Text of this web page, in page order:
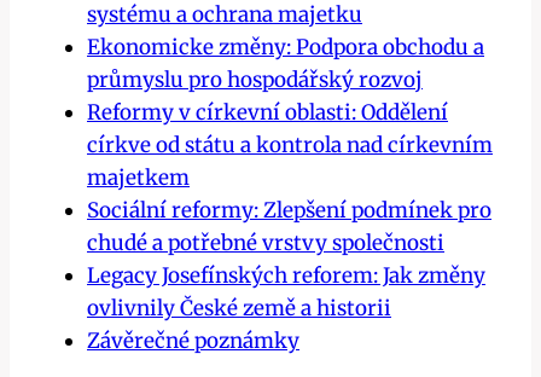
systému a ochrana majetku
Ekonomicke změny: Podpora obchodu a
průmyslu pro hospodářský rozvoj
Reformy v církevní oblasti: Oddělení
církve od státu a kontrola nad církevním
majetkem
Sociální reformy: Zlepšení podmínek pro
chudé a potřebné vrstvy společnosti
Legacy Josefínských reforem: Jak změny
ovlivnily České země a historii
Závěrečné poznámky